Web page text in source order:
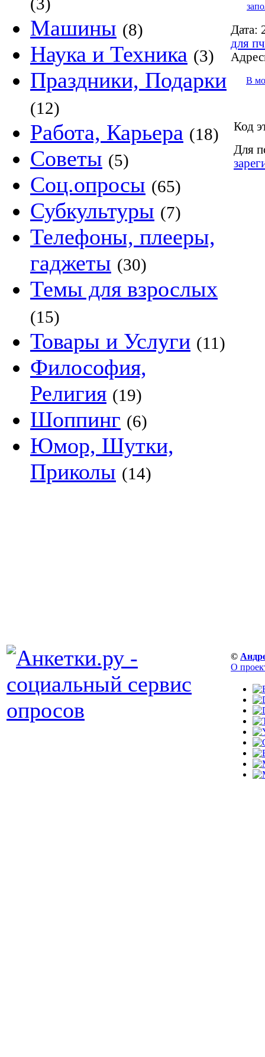
Машины (8)
Наука и Техника (3)
Праздники, Подарки
(12)
Работа, Карьера (18)
Советы (5)
Соц.опросы (65)
Субкультуры (7)
Телефоны, плееры,
гаджеты (30)
Темы для взрослых
(15)
Товары и Услуги (11)
Философия,
Религия (19)
Шоппинг (6)
Юмор, Шутки,
Приколы (14)
Дата:
для пч
В
Код
Для
©
О